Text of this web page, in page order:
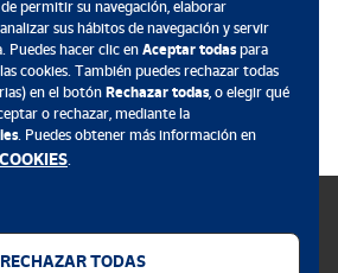
permitir su navegación, elaborar
sus hábitos de navegación y servir
Puedes hacer clic en Aceptar todaspara
cookies. También puedes rechazar todas
en el botón Rechazar todas, o elegir qué
o rechazar, mediante la
. Puedes obtener más información en
.
RECHAZAR TODAS